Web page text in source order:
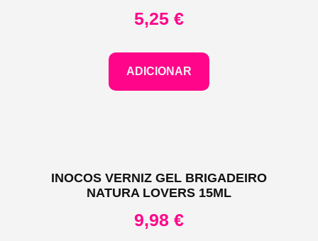
5,25 €
ADICIONAR
INOCOS VERNIZ GEL BRIGADEIRO
NATURA LOVERS 15ML
9,98 €